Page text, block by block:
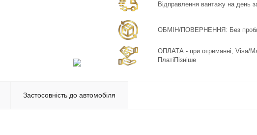
Відправлення вантажу на день
ОБМІН/ПОВЕРНЕННЯ: Без
ОПЛАТА - при отриманні, Visa/
ПлатіПізніше
Застосовність до автомобіля